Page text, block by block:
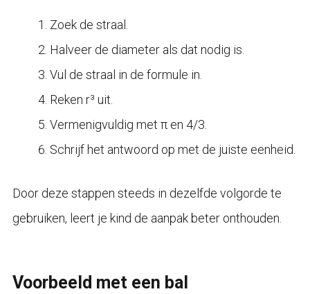
Zoek de straal.
Halveer de diameter als dat nodig is.
Vul de straal in de formule in.
Reken r³ uit.
Vermenigvuldig met π en 4/3.
Schrijf het antwoord op met de juiste eenheid.
Door deze stappen steeds in dezelfde volgorde te
gebruiken, leert je kind de aanpak beter onthouden.
Voorbeeld met een bal